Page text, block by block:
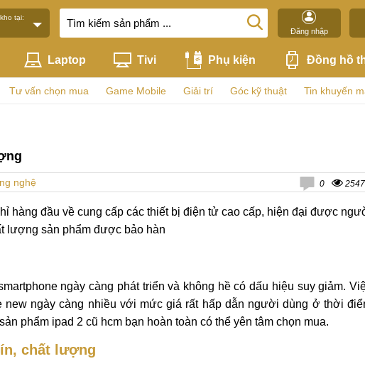
tại:
Đăng nhập
Laptop Tivi Phụ kiện Đồng hồ
Tư vấn chọn mua Game Mobile Giải trí Góc kỹ thuật Tin khuyến
nghệ 0 2547
hàng đầu về cung cấp các thiết bị điện tử cao cấp, hiện đại được
lượng sản phẩm được bảo hàn
ngày càng phát triển và không hề có dấu hiệu suy giảm.
ngày càng nhiều với mức giá rất hấp dẫn người dùng ở thời
phẩm ipad 2 cũ hcm bạn hoàn toàn có thể yên tâm chọn mua.
chất lượng